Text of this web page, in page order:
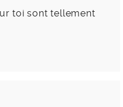
toi sont tellement